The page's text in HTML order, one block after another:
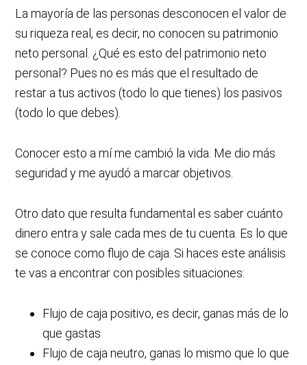
La mayoría de las personas desconocen el valor de
su riqueza real, es decir, no conocen su patrimonio
neto personal. ¿Qué es esto del patrimonio neto
personal? Pues no es más que el resultado de
restar a tus activos (todo lo que tienes) los pasivos
(todo lo que debes).
Conocer esto a mí me cambió la vida. Me dio más
seguridad y me ayudó a marcar objetivos.
Otro dato que resulta fundamental es saber cuánto
dinero entra y sale cada mes de tu cuenta. Es lo que
se conoce como flujo de caja. Si haces este análisis
te vas a encontrar con posibles situaciones:
Flujo de caja positivo, es decir, ganas más de lo
que gastas
Flujo de caja neutro, ganas lo mismo que lo que